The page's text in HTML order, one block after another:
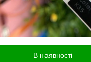
В наявності